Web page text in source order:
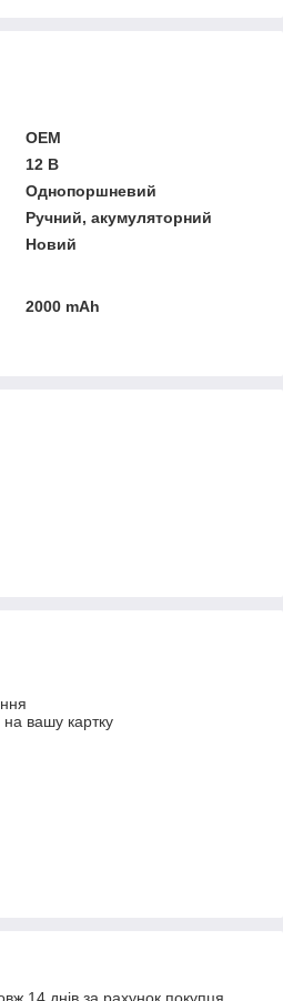
OEM
12 В
Однопоршневий
Ручний, акумуляторний
Новий
2000 mAh
вашу картку